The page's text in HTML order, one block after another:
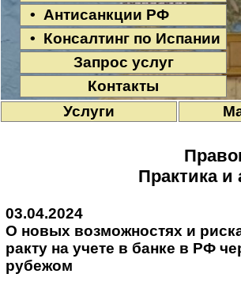
• Антисанкции РФ
• Консалтинг по Испании
Запрос услуг
Контакты
Услуги
Практика
03.04.2024
О новых воз­мож­нос­тях и
рак­ту на уче­те в бан­ке в РФ
ру­бе­жом